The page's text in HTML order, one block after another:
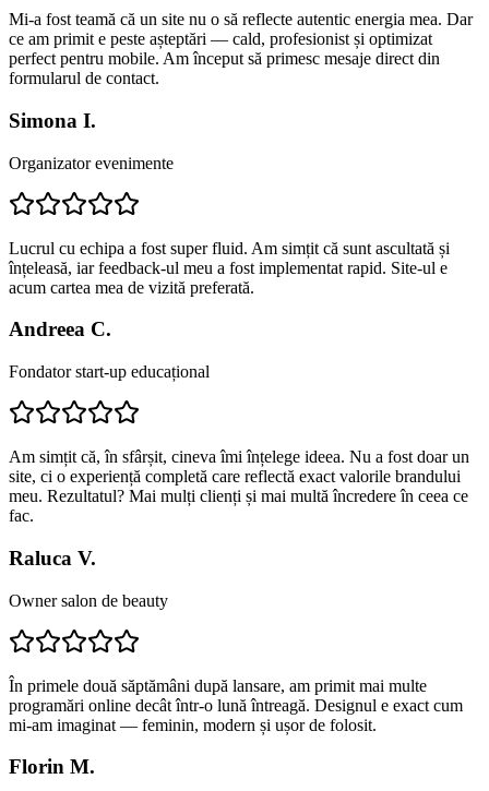
Mi-a fost teamă că un site nu o să reflecte autentic energia mea. Dar
ce am primit e peste așteptări — cald, profesionist și optimizat
perfect pentru mobile. Am început să primesc mesaje direct din
formularul de contact.
Simona I.
Organizator evenimente
Lucrul cu echipa a fost super fluid. Am simțit că sunt ascultată și
înțeleasă, iar feedback-ul meu a fost implementat rapid. Site-ul e
acum cartea mea de vizită preferată.
Andreea C.
Fondator start-up educațional
Am simțit că, în sfârșit, cineva îmi înțelege ideea. Nu a fost doar un
site, ci o experiență completă care reflectă exact valorile brandului
meu. Rezultatul? Mai mulți clienți și mai multă încredere în ceea ce
fac.
Raluca V.
Owner salon de beauty
În primele două săptămâni după lansare, am primit mai multe
programări online decât într-o lună întreagă. Designul e exact cum
mi-am imaginat — feminin, modern și ușor de folosit.
Florin M.